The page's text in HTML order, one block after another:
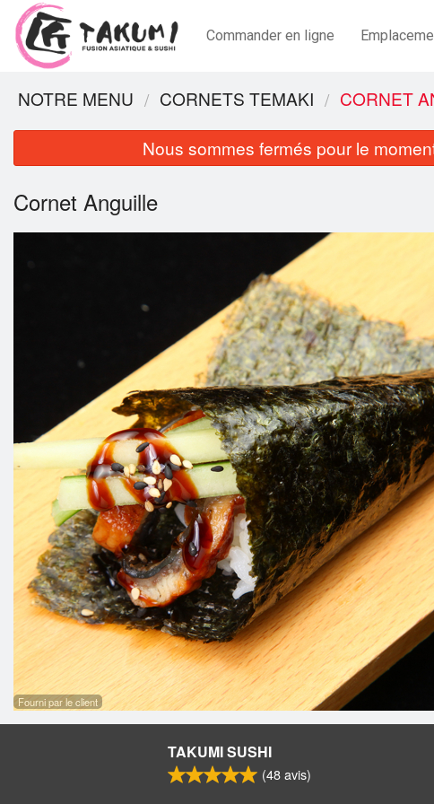
Commander en ligne
NOTRE MENU CORNETS TEMAKI CORNET
Nous sommes fermés pour le
Cornet Anguille
Fourni par le client
TAKUMI SUSHI
(48avis)